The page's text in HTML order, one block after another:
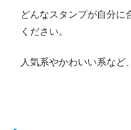
どんなスタンプが自分に
ください。
人気系やかわいい系など